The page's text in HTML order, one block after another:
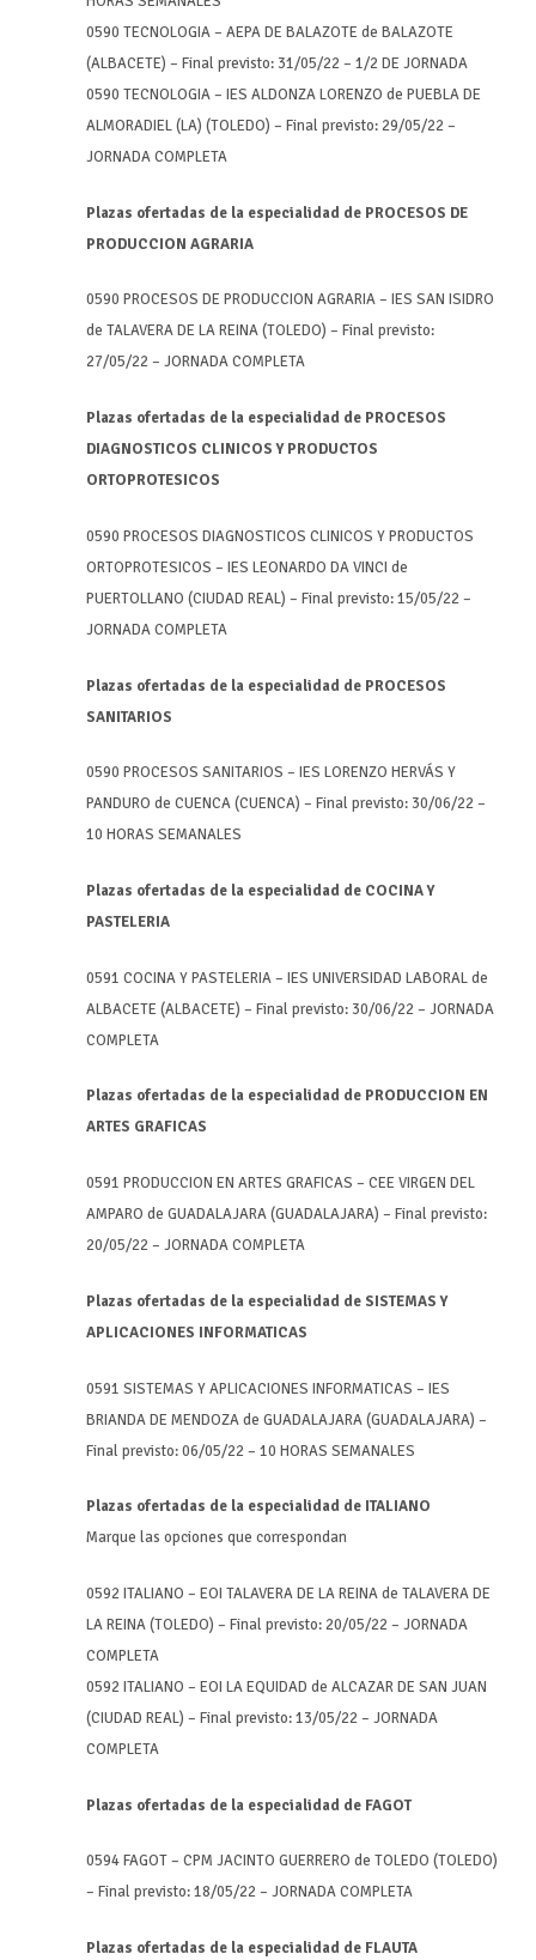
0590 TECNOLOGIA – AEPA DE BALAZOTE de BALAZOTE
(ALBACETE) – Final previsto: 31/05/22 – 1/2 DE JORNADA
0590 TECNOLOGIA – IES ALDONZA LORENZO de PUEBLA DE
ALMORADIEL (LA) (TOLEDO) – Final previsto: 29/05/22 –
JORNADA COMPLETA
Plazas ofertadas de la especialidad de PROCESOS DE
PRODUCCION AGRARIA
0590 PROCESOS DE PRODUCCION AGRARIA – IES SAN ISIDRO
de TALAVERA DE LA REINA (TOLEDO) – Final previsto:
27/05/22 – JORNADA COMPLETA
Plazas ofertadas de la especialidad de PROCESOS
DIAGNOSTICOS CLINICOS Y PRODUCTOS
ORTOPROTESICOS
0590 PROCESOS DIAGNOSTICOS CLINICOS Y PRODUCTOS
ORTOPROTESICOS – IES LEONARDO DA VINCI de
PUERTOLLANO (CIUDAD REAL) – Final previsto: 15/05/22 –
JORNADA COMPLETA
Plazas ofertadas de la especialidad de PROCESOS
SANITARIOS
0590 PROCESOS SANITARIOS – IES LORENZO HERVÁS Y
PANDURO de CUENCA (CUENCA) – Final previsto: 30/06/22 –
10 HORAS SEMANALES
Plazas ofertadas de la especialidad de COCINA Y
PASTELERIA
0591 COCINA Y PASTELERIA – IES UNIVERSIDAD LABORAL de
ALBACETE (ALBACETE) – Final previsto: 30/06/22 – JORNADA
COMPLETA
Plazas ofertadas de la especialidad de PRODUCCION EN
ARTES GRAFICAS
0591 PRODUCCION EN ARTES GRAFICAS – CEE VIRGEN DEL
AMPARO de GUADALAJARA (GUADALAJARA) – Final previsto:
20/05/22 – JORNADA COMPLETA
Plazas ofertadas de la especialidad de SISTEMAS Y
APLICACIONES INFORMATICAS
0591 SISTEMAS Y APLICACIONES INFORMATICAS – IES
BRIANDA DE MENDOZA de GUADALAJARA (GUADALAJARA) –
Final previsto: 06/05/22 – 10 HORAS SEMANALES
Plazas ofertadas de la especialidad de ITALIANO
Marque las opciones que correspondan
0592 ITALIANO – EOI TALAVERA DE LA REINA de TALAVERA DE
LA REINA (TOLEDO) – Final previsto: 20/05/22 – JORNADA
COMPLETA
0592 ITALIANO – EOI LA EQUIDAD de ALCAZAR DE SAN JUAN
(CIUDAD REAL) – Final previsto: 13/05/22 – JORNADA
COMPLETA
Plazas ofertadas de la especialidad de FAGOT
0594 FAGOT – CPM JACINTO GUERRERO de TOLEDO (TOLEDO)
– Final previsto: 18/05/22 – JORNADA COMPLETA
Plazas ofertadas de la especialidad de FLAUTA